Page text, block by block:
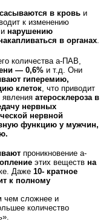
в кровь и
к изменению
нарушению
в органах.
количества а-ПАВ,
— 0,6% и т.д. Они
гиперемию,
клеток, что приводит
атеросклероза в
нервных
нервной
функцию у мужчин,
проникновение а-
этих веществ на
Даже 10- кратное
к полному
чем сложнее и
количество